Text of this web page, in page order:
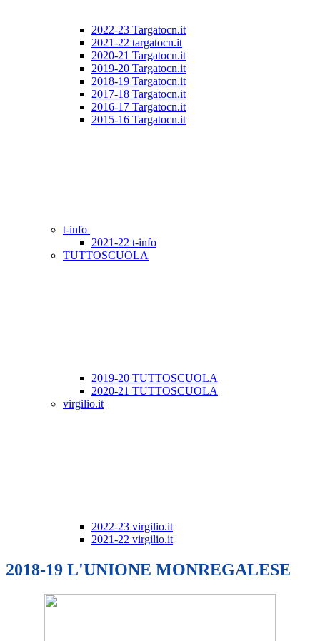
2022-23 Targatocn.it
2021-22 targatocn.it
2020-21 Targatocn.it
2019-20 Targatocn.it
2018-19 Targatocn.it
2017-18 Targatocn.it
2016-17 Targatocn.it
2015-16 Targatocn.it
t-info
2021-22 t-info
TUTTOSCUOLA
2019-20 TUTTOSCUOLA
2020-21 TUTTOSCUOLA
virgilio.it
2022-23 virgilio.it
2021-22 virgilio.it
2018-19 L'UNIONE MONREGALESE